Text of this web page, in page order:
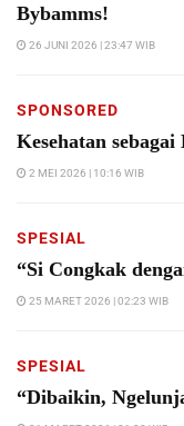
Bybamms!
26 JUNI 2026 | 23:47 WIB
SPONSORED
Kesehatan
2 MEI 2026 | 10:16 WIB
SPESIAL
“Si Congkak
25 MARET 2026 | 02:23 WIB
SPESIAL
“Dibaikin,